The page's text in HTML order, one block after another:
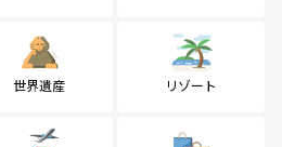
世界遺産 リゾート